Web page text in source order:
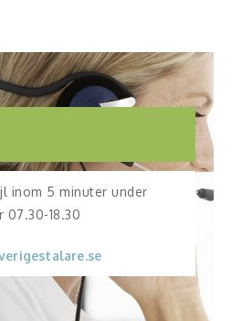
inom 5 minuter under
07.30-18.30